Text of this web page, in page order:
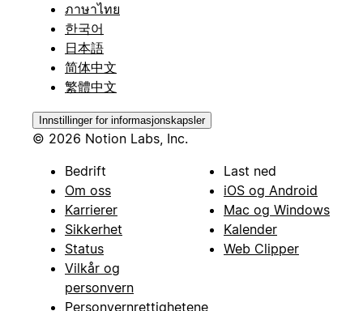
ภาษาไทย
한국어
日本語
简体中文
繁體中文
Innstillinger for informasjonskapsler
© 2026 Notion Labs, Inc.
Bedrift
Om oss
Karrierer
Sikkerhet
Status
Vilkår og
personvern
Personvernrettighetene
Last ned
iOS og Android
Mac og Windows
Kalender
Web Clipper